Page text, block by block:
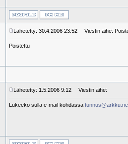
Lähetetty: 30.4.2006 23:52 Viestin aihe:
Poistettu
Lähetetty: 1.5.2006 9:12 Viestin aihe:
Lukeeko sulla e-mail kohdassa